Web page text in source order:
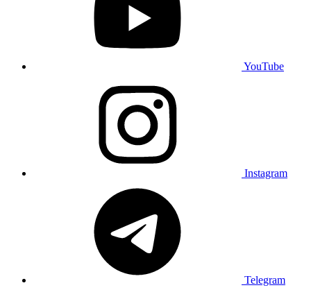
YouTube
Instagram
Telegram